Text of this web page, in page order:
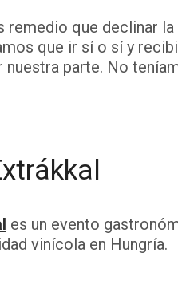
remedio que declinar
que ir sí o sí y
nuestra parte. No
es un evento
vinícola en Hungría.